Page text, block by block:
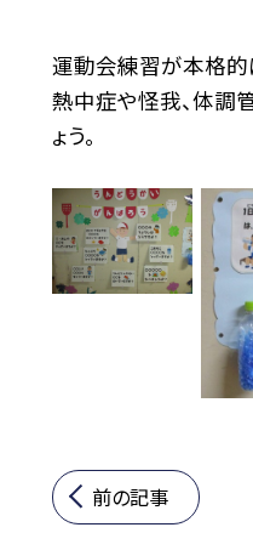
運動会練習が本格的
熱中症や怪我、体調
ょう。
前の記事